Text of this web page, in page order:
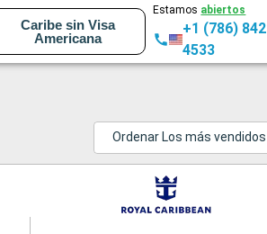
Caribe sin Visa
Americana
Estamos abiertos
+1 (786) 842
4533
Ordenar Los más vendidos